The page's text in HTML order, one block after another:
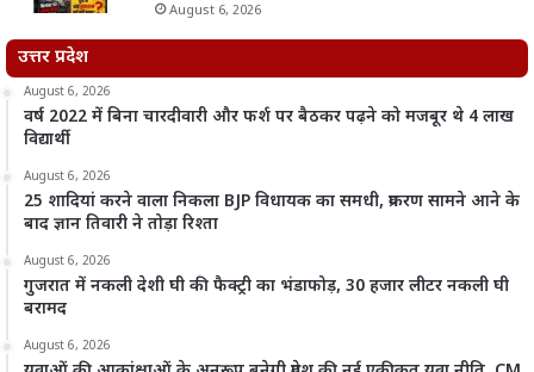
August 6, 2026
उत्तर प्रदेश
August 6, 2026
वर्ष 2022 में बिना चारदीवारी और फर्श पर बैठकर पढ़ने को मजबूर थे 4 लाख
विद्यार्थी
August 6, 2026
25 शादियां करने वाला निकला BJP विधायक का समधी, प्रकरण सामने आने के
बाद ज्ञान तिवारी ने तोड़ा रिश्ता
August 6, 2026
गुजरात में नकली देशी घी की फैक्ट्री का भंडाफोड़, 30 हजार लीटर नकली घी
बरामद
August 6, 2026